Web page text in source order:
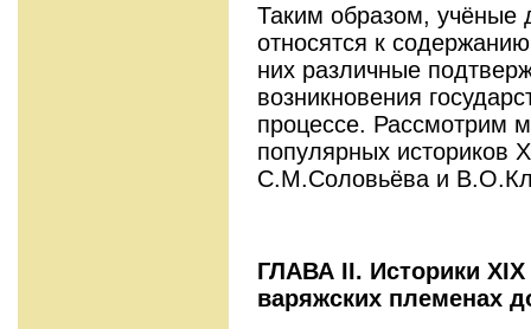
Таким образом, учёные
относятся к
них различные
возникновения
процессе. Рассмотрим
популярных историков
С.М.Соловьёва и
ГЛАВА II. Историки XIX
варяжских племенах